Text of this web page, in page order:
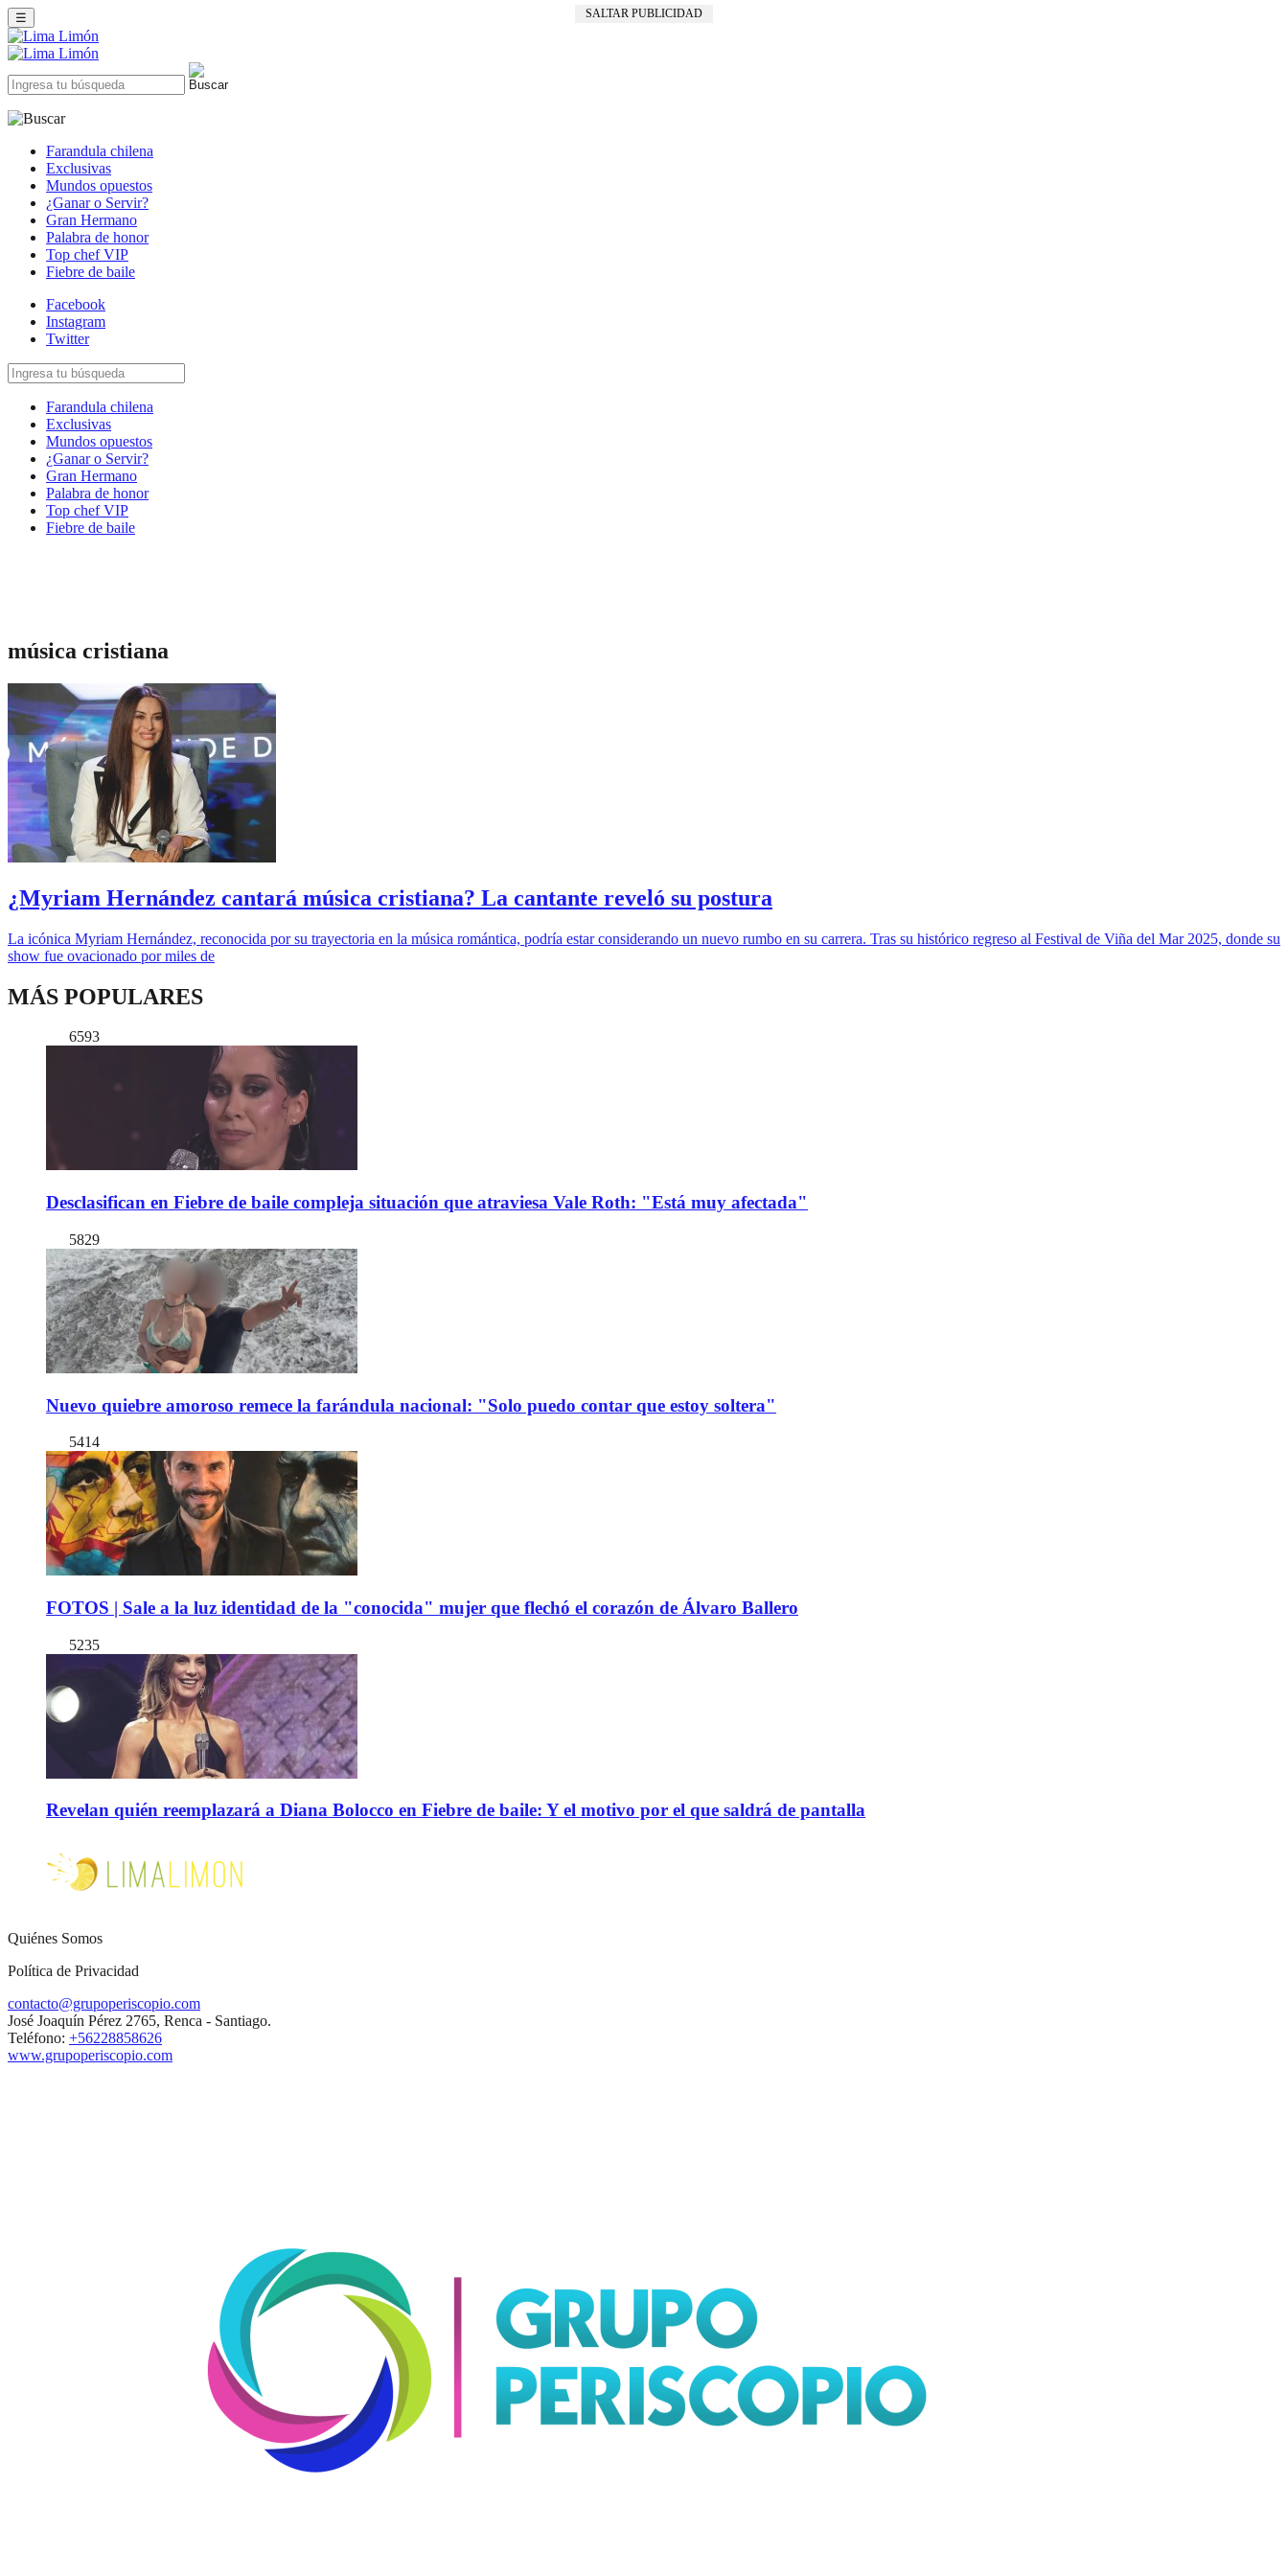
SALTAR PUBLICIDAD
☰
Farandula chilena
Exclusivas
Mundos opuestos
¿Ganar o Servir?
Gran Hermano
Palabra de honor
Top chef VIP
Fiebre de baile
Facebook
Instagram
Twitter
Farandula chilena
Exclusivas
Mundos opuestos
¿Ganar o Servir?
Gran Hermano
Palabra de honor
Top chef VIP
Fiebre de baile
música cristiana
¿Myriam Hernández cantará música cristiana? La cantante reveló su postura
La icónica Myriam Hernández, reconocida por su trayectoria en la música romántica, podría estar considerando un nuevo rumbo en su carrera. Tras su histórico regreso al Festival de Viña del Mar 2025, donde su
show fue ovacionado por miles de
MÁS POPULARES
6593
Desclasifican en Fiebre de baile compleja situación que atraviesa Vale Roth: "Está muy afectada"
5829
Nuevo quiebre amoroso remece la farándula nacional: "Solo puedo contar que estoy soltera"
5414
FOTOS | Sale a la luz identidad de la "conocida" mujer que flechó el corazón de Álvaro Ballero
5235
Revelan quién reemplazará a Diana Bolocco en Fiebre de baile: Y el motivo por el que saldrá de pantalla
Quiénes Somos
Política de Privacidad
contacto@grupoperiscopio.com
José Joaquín Pérez 2765, Renca - Santiago.
Teléfono: +56228858626
www.grupoperiscopio.com